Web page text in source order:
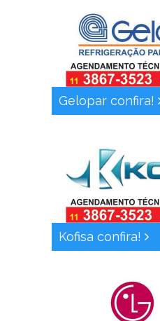
Gelopar confira!
Kofisa confira!